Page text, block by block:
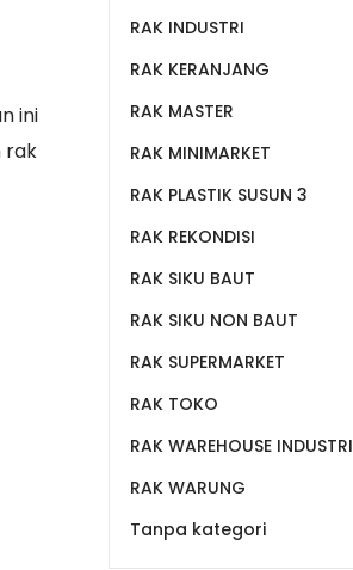
ini
rak
RAK INDUSTRI
RAK KERANJANG
RAK MASTER
RAK MINIMARKET
RAK PLASTIK SUSUN 3
RAK REKONDISI
RAK SIKU BAUT
RAK SIKU NON BAUT
RAK SUPERMARKET
RAK TOKO
RAK WAREHOUSE INDUSTRI
RAK WARUNG
Tanpa kategori